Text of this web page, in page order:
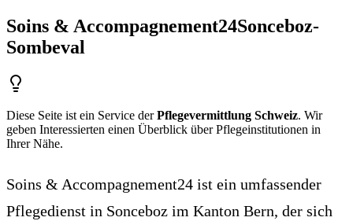
Soins & Accompagnement24Sonceboz-
Sombeval
Diese Seite ist ein Service derPflegevermittlung Schweiz. Wir
geben Interessierten einen Überblick über Pflegeinstitutionen in
Ihrer Nähe.
Soins & Accompagnement24 ist ein umfassender
Pflegedienst in Sonceboz im Kanton Bern, der sich